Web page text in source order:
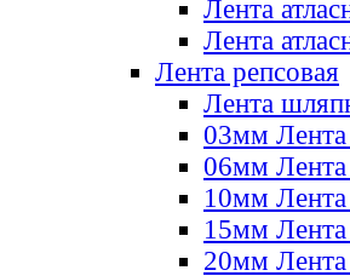
Лента
Лента
Лента репсовая
Лента
03мм Лента
06мм Лента
10мм Лента
15мм Лента
20мм Лента